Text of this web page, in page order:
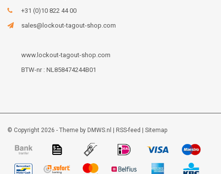
+31 (0)10 822 44 00
sales@lockout-tagout-shop.com
www.lockout-tagout-shop.com
BTW-nr : NL858474244B01
© Copyright 2026 - Theme by DMWS.nl RSS-feed Sitemap